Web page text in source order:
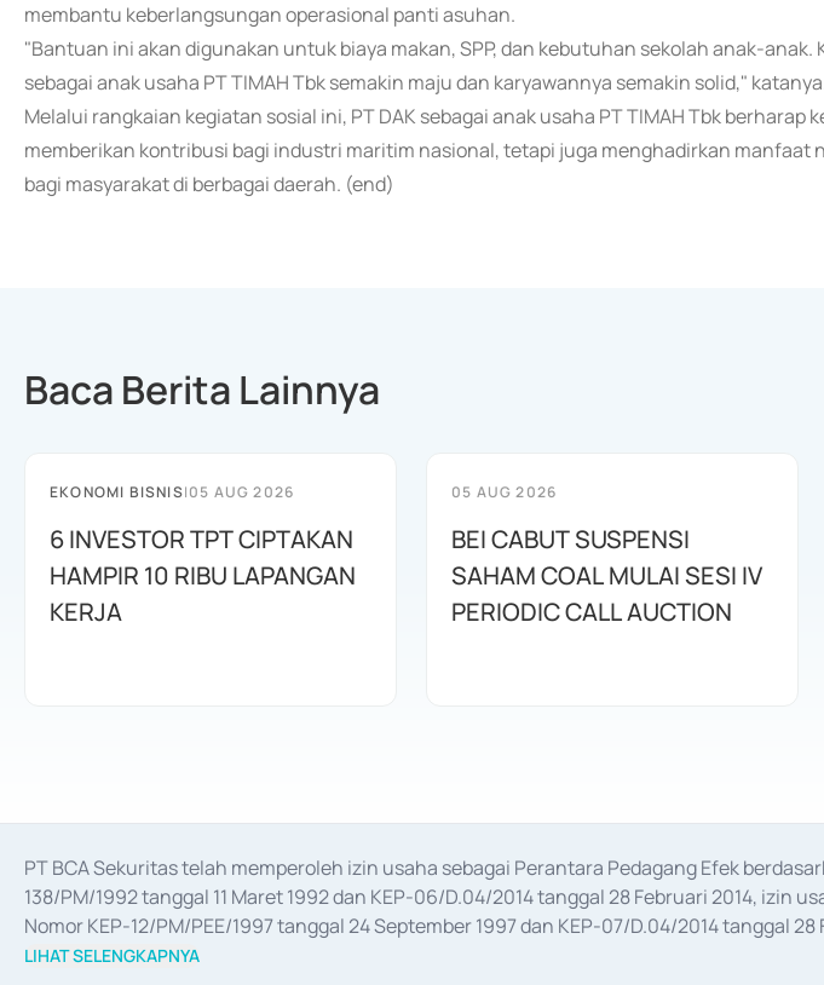
membantu keberlangsungan operasional panti asuhan.
"Bantuan ini akan digunakan untuk biaya makan, SPP, dan kebutuhan sekolah anak-anak.
sebagai anak usaha PT TIMAH Tbk semakin maju dan karyawannya semakin solid,"
Melalui rangkaian kegiatan sosial ini, PT DAK sebagai anak usaha PT TIMAH Tbk berharap
memberikan kontribusi bagi industri maritim nasional, tetapi juga menghadirkan manfaat
bagi masyarakat di berbagai daerah. (end)
Baca Berita Lainnya
EKONOMI BISNIS|05 AUG 2026
6 INVESTOR TPT CIPTAKAN
HAMPIR 10 RIBU LAPANGAN
KERJA
05 AUG 2026
BEI CABUT SUSPENSI
SAHAM COAL MULAI SESI IV
PERIODIC CALL AUCTION
PT BCA Sekuritas telah memperoleh izin usaha sebagai Perantara Pedagang Efek
138/PM/1992 tanggal 11 Maret 1992 dan KEP-06/D.04/2014 tanggal 28 Februari 2014,
Nomor KEP-12/PM/PEE/1997 tanggal 24 September 1997 dan KEP-07/D.04/2014 tanggal
merger, akuisisi, divestasi, dan
LIHAT SELENGKAPNYA